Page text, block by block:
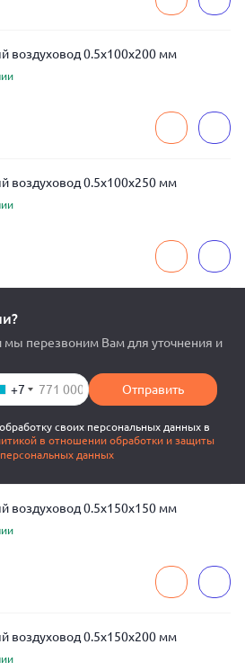
воздуховод 0.5x100x200 мм
воздуховод 0.5x100x250 мм
мы перезвоним Вам для уточнения и
+7 Отправить
своих персональных данных в
в отношении обработки и защиты
персональных данных
воздуховод 0.5x150x150 мм
воздуховод 0.5x150x200 мм